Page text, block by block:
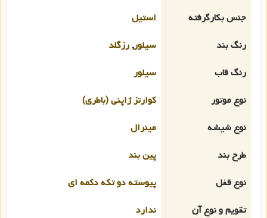
جنس بکارگرفته
استیل
رنگ بند
سیلور, رزگلد
رنگ قاب
سیلور
نوع موتور
کوارتز ژاپنی (باطری)
نوع شیشه
مینرال
طرح بند
پین بند
نوع قفل
پیوسته دو تکه دکمه ای
تقویم و نوع آن
ندارد